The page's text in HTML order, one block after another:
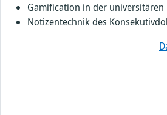
Gamification in der universitären
Notizentechnik des